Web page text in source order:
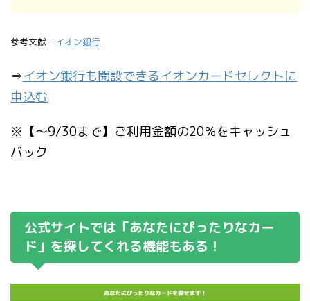
参考文献： イオン銀行
⇒イオン銀行も開設できるイオンカードセレクトに
申込む
※【〜9/30まで】ご利用金額の20％をキャッシュ
バック
公式サイトでは「あなたにぴったりなカー
ド」を探してくれる機能もある！